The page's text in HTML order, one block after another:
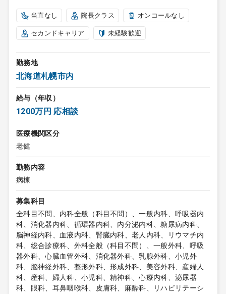
当直なし 院長クラス オンコールなし
セカンドキャリア 未経験歓迎
勤務地
北海道札幌市内
給与（年収）
1200万円 応相談
医療機関区分
老健
勤務内容
病棟
募集科目
全科目不問、内科全般（科目不問）、一般内科、呼吸器内
科、消化器内科、循環器内科、内分泌内科、糖尿病内科、
脳神経内科、血液内科、腎臓内科、老人内科、リウマチ内
科、総合診療科、外科全般（科目不問）、一般外科、呼吸
器外科、心臓血管外科、消化器外科、乳腺外科、小児外
科、脳神経外科、整形外科、形成外科、美容外科、産婦人
科、産科、婦人科、小児科、精神科、心療内科、泌尿器
科、眼科、耳鼻咽喉科、皮膚科、麻酔科、リハビリテーシ